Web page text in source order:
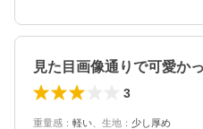
3
重量感 ： 軽い 生地 ： 少し厚め